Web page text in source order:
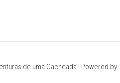
de uma Cacheada | Powered by